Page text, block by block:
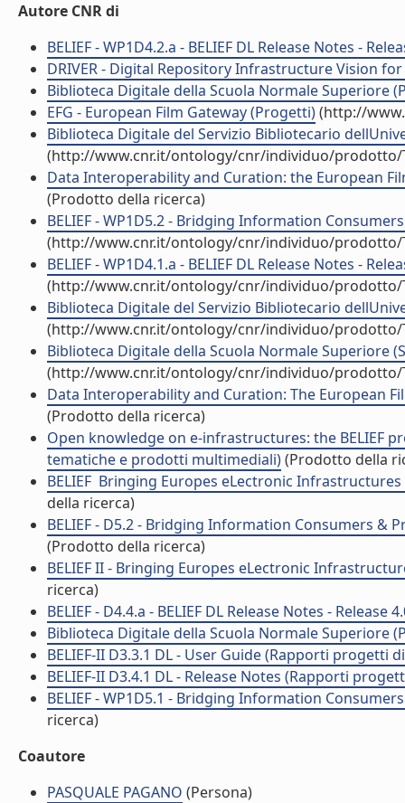
Autore CNR di
BELIEF - WP1D4.2.a - BELIEF DL Release Notes -
DRIVER - Digital Repository Infrastructure Vision
Biblioteca Digitale della Scuola Normale Superiore
EFG - European Film Gateway (Progetti)(http://
Biblioteca Digitale del Servizio Bibliotecario
(http://www.cnr.it/ontology/cnr/individuo/prodotto/
Data Interoperability and Curation: the European
(Prodotto della ricerca)
BELIEF - WP1D5.2 - Bridging Information
(http://www.cnr.it/ontology/cnr/individuo/prodotto/
BELIEF - WP1D4.1.a - BELIEF DL Release Notes -
(http://www.cnr.it/ontology/cnr/individuo/prodotto/
Biblioteca Digitale del Servizio Bibliotecario
(http://www.cnr.it/ontology/cnr/individuo/prodotto/
Biblioteca Digitale della Scuola Normale
(http://www.cnr.it/ontology/cnr/individuo/prodotto/
Data Interoperability and Curation: The European
(Prodotto della ricerca)
Open knowledge on e-infrastructures: the BELIEF
tematiche e prodotti multimediali)(Prodotto della
BELIEF  Bringing Europes eLectronic
della ricerca)
BELIEF - D5.2 - Bridging Information Consumers &
(Prodotto della ricerca)
BELIEF II - Bringing Europes eLectronic
ricerca)
BELIEF - D4.4.a - BELIEF DL Release Notes -
Biblioteca Digitale della Scuola Normale Superiore
BELIEF-II D3.3.1 DL - User Guide (Rapporti progetti
BELIEF-II D3.4.1 DL - Release Notes (Rapporti
BELIEF - WP1D5.1 - Bridging Information
ricerca)
Coautore
PASQUALE PAGANO (Persona)